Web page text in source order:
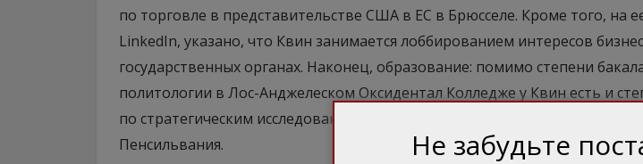
по торговле в представительстве США в ЕС в Брюсселе. Кроме того, на
LinkedIn, указано, что Квин занимается лоббированием интересов
государственных органах. Наконец, образование: помимо степени
политологии в Лос-Анджелеском Оксидентал Колледже у Квин есть и
по стратегическим исследованиям в Военном колледже Армии США в
Пенсильвания.
Не забудьте